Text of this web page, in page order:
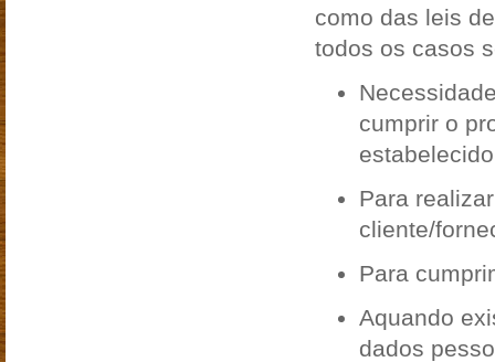
como das leis
todos os casos
cumprir o
Para
cliente/
Para
Aquando
dados